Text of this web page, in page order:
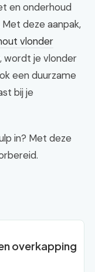
en onderhoud
deze aanpak,
vlonder
, wordt je vlonder
een duurzame
bij je
in? Met deze
overkapping